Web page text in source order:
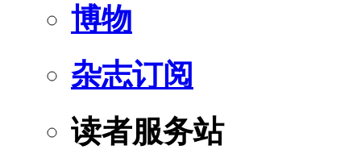
博物
杂志订阅
读者服务站